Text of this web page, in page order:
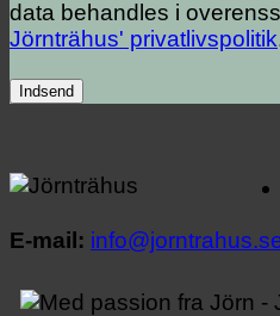
data behandles i
Jörnträhus' privatlivspolitik
E-mail: